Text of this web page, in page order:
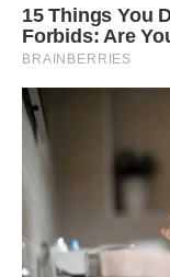
після отримання
будівельних робіт;
після прийняття